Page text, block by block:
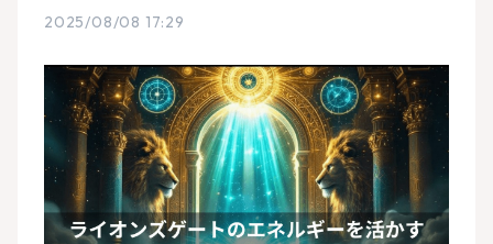
2025/08/08 17:29